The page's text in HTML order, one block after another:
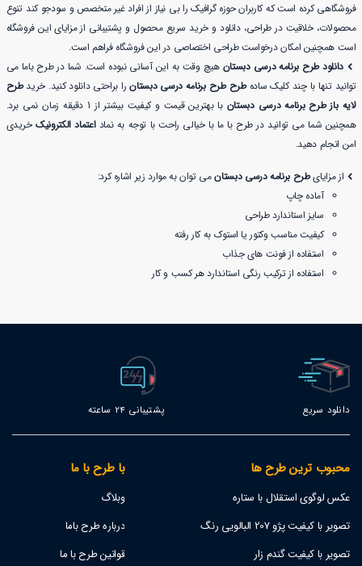
فروشگاهی کرده است که کاربران حوزه گرافیک را بی نیاز از افراد غیر متخصص و سودجو کند تنوع
محصولات، خلاقیت در طراحی، دانلود و خرید سریع محصول و پشتیبانی از مزایای این فروشگاه
است همچنین امکان درخواست طراحی اختصاصی در این فروشگاه فراهم است.
دانلود طرح برنامه درسی دبستانهیچ وقت به این آسانی نبوده است. شما در طرح باما می
توانید تنها با چند کلیک سادهطرح طرح برنامه درسی دبستان را براحتی دانلود کنید. خریدطرح
لایه باز طرح برنامه درسی دبستان
با بهترین قیمت و کیفیت بیشتر از 1 دقیقه زمان نمی برد.
همچنین شما می توانید در طرح با ما با خیالی راحت با توجه به نماداعتماد الکترونیکخریدی
امن انجام دهید.
از مزایایطرح برنامه درسی دبستانمی توان به موارد زیر اشاره کرد:
آماده چاپ
سایز استاندارد طراحی
کیفیت مناسب وکتور یا استوک به کار رفته
استفاده از فونت های جذاب
استفاده از ترکیب رنگی استاندارد هر کسب و کار
دانلود سریع پشتیبانی 24 ساعته
محبوب ترین طرح ها
عکس لوگوی استقلال با ستاره
تصویر با کیفیت پژو 207 البالویی رنگ
تصویر با کیفیت گندم زار
با طرح با ما
وبلاگ
درباره طرح باما
قوانین طرح با ما